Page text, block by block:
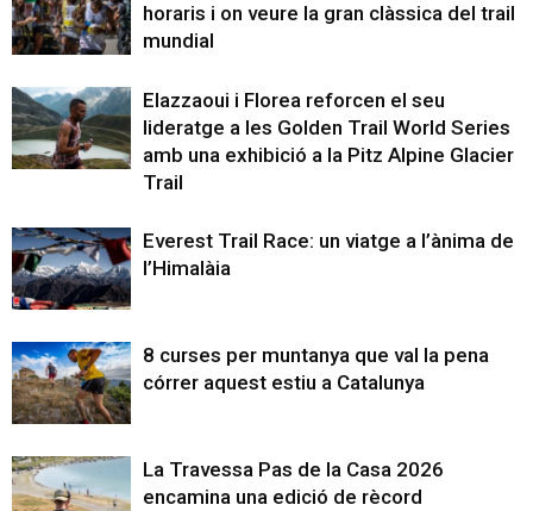
horaris i on veure la gran clàssica del trail
mundial
Elazzaoui i Florea reforcen el seu
lideratge a les Golden Trail World Series
amb una exhibició a la Pitz Alpine Glacier
Trail
Everest Trail Race: un viatge a l’ànima de
l’Himalàia
8 curses per muntanya que val la pena
córrer aquest estiu a Catalunya
La Travessa Pas de la Casa 2026
encamina una edició de rècord